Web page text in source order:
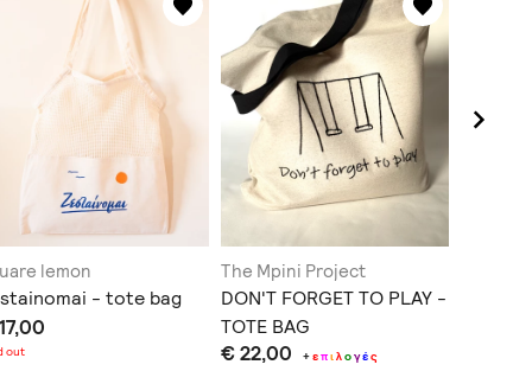
lemon
- tote bag
out
The Mpini Project
DON'T FORGET TO PLAY -
TOTE BAG
€ 22,00 +επιλογές